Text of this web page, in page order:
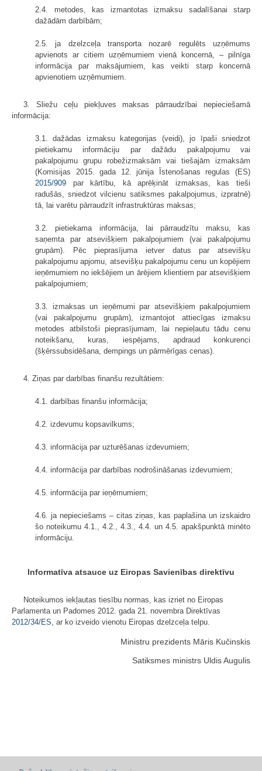
2.4. metodes, kas izmantotas izmaksu sadalīšanai starp
dažādām darbībām;
2.5. ja dzelzceļa transporta nozarē regulēts uzņēmums
apvienots ar citiem uzņēmumiem vienā koncernā, – pilnīga
informācija par maksājumiem, kas veikti starp koncernā
apvienotiem uzņēmumiem.
3. Sliežu ceļu piekļuves maksas pārraudzībai nepieciešamā
informācija:
3.1. dažādas izmaksu kategorijas (veidi), jo īpaši sniedzot
pietiekamu informāciju par dažādu pakalpojumu vai
pakalpojumu grupu robežizmaksām vai tiešajām izmaksām
(Komisijas 2015. gada 12. jūnija Īstenošanas regulas (ES)
2015/909 par kārtību, kā aprēķināt izmaksas, kas tieši
radušās, sniedzot vilcienu satiksmes pakalpojumus, izpratnē)
tā, lai varētu pārraudzīt infrastruktūras maksas;
3.2. pietiekama informācija, lai pārraudzītu maksu, kas
saņemta par atsevišķiem pakalpojumiem (vai pakalpojumu
grupām). Pēc pieprasījuma ietver datus par atsevišķu
pakalpojumu apjomu, atsevišķu pakalpojumu cenu un kopējiem
ieņēmumiem no iekšējiem un ārējiem klientiem par atsevišķiem
pakalpojumiem;
3.3. izmaksas un ieņēmumi par atsevišķiem pakalpojumiem
(vai pakalpojumu grupām), izmantojot attiecīgas izmaksu
metodes atbilstoši pieprasījumam, lai nepieļautu tādu cenu
noteikšanu, kuras, iespējams, apdraud konkurenci
(šķērssubsidēšana, dempings un pārmērīgas cenas).
4. Ziņas par darbības finanšu rezultātiem:
4.1. darbības finanšu informācija;
4.2. izdevumu kopsavilkums;
4.3. informācija par uzturēšanas izdevumiem;
4.4. informācija par darbības nodrošināšanas izdevumiem;
4.5. informācija par ieņēmumiem;
4.6. ja nepieciešams – citas ziņas, kas paplašina un izskaidro
šo noteikumu 4.1., 4.2., 4.3., 4.4. un 4.5. apakšpunktā minēto
informāciju.
Informatīva atsauce uz Eiropas Savienības direktīvu
Noteikumos iekļautas tiesību normas, kas izriet no Eiropas
Parlamenta un Padomes 2012. gada 21. novembra Direktīvas
2012/34/ES , ar ko izveido vienotu Eiropas dzelzceļa telpu.
Ministru prezidents Māris Kučinskis
Satiksmes ministrs Uldis Augulis